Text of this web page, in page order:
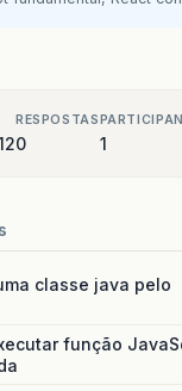
RESPOSTAS
0 1
classe java pelo
função